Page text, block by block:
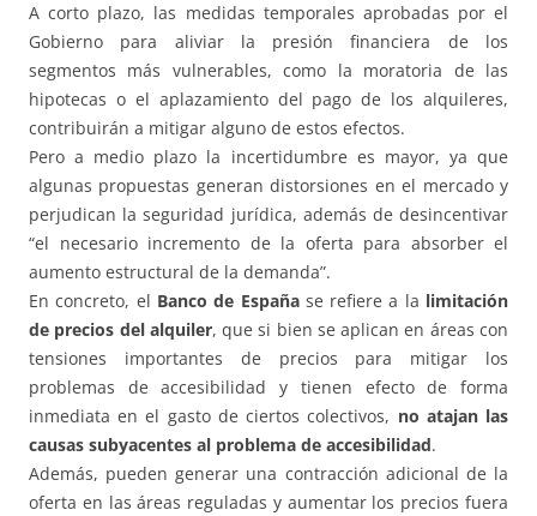
A corto plazo, las medidas temporales aprobadas por el
Gobierno para aliviar la presión financiera de los
segmentos más vulnerables, como la moratoria de las
hipotecas o el aplazamiento del pago de los alquileres,
contribuirán a mitigar alguno de estos efectos.
Pero a medio plazo la incertidumbre es mayor, ya que
algunas propuestas generan distorsiones en el mercado y
perjudican la seguridad jurídica, además de desincentivar
“el necesario incremento de la oferta para absorber el
aumento estructural de la demanda”.
En concreto, el Banco de Españase refiere a la limitación
de precios del alquiler, que si bien se aplican en áreas con
tensiones importantes de precios para mitigar los
problemas de accesibilidad y tienen efecto de forma
inmediata en el gasto de ciertos colectivos, no atajan las
causas subyacentes al problema de accesibilidad.
Además, pueden generar una contracción adicional de la
oferta en las áreas reguladas y aumentar los precios fuera